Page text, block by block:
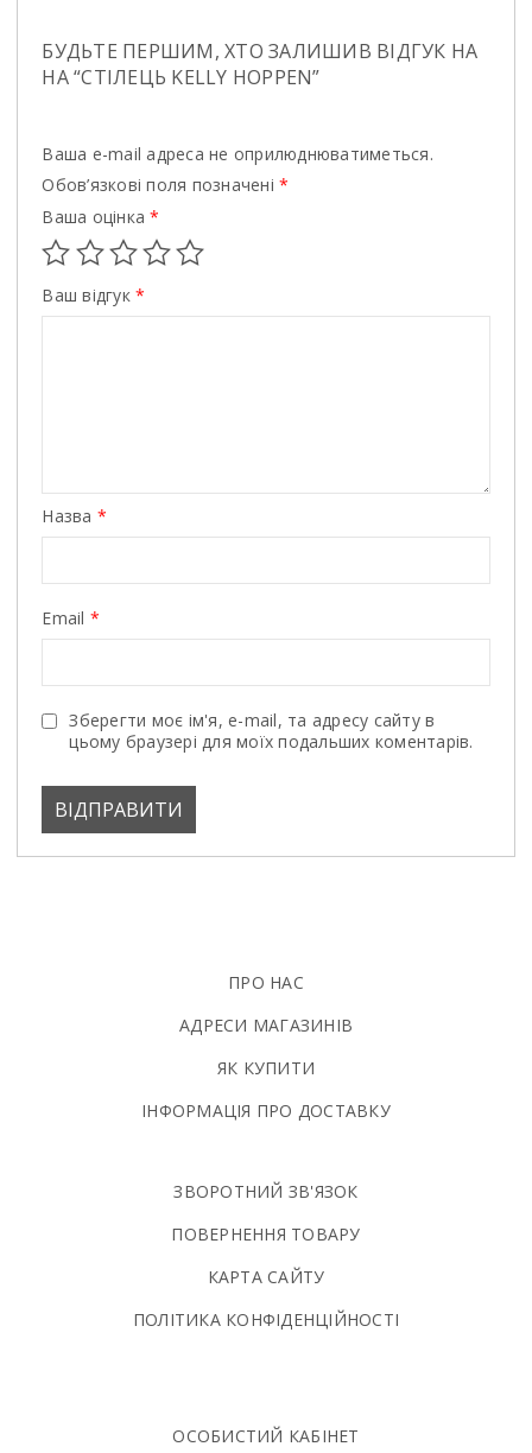
БУДЬТЕ ПЕРШИМ, ХТО ЗАЛИШИВ ВІДГУК НА
НА “СТІЛЕЦЬ KELLY HOPPEN”
Ваша e-mail адреса не оприлюднюватиметься.
Обов’язкові поля позначені*
Ваша оцінка*
Ваш відгук*
Назва *
Email *
Зберегти моє ім'я, e-mail, та адресу сайту в
цьому браузері для моїх подальших коментарів.
ПРО НАС
АДРЕСИ МАГАЗИНІВ
ЯК КУПИТИ
ІНФОРМАЦІЯ ПРО ДОСТАВКУ
ЗВОРОТНИЙ ЗВ'ЯЗОК
ПОВЕРНЕННЯ ТОВАРУ
КАРТА САЙТУ
ПОЛIТИКА КОНФIДЕНЦIЙНОСТI
ОСОБИСТИЙ КАБІНЕТ